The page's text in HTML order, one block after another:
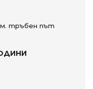
тръбен път